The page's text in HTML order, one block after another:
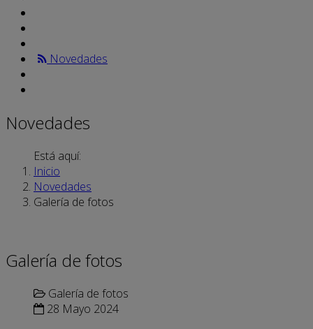
Novedades
Novedades
Está aquí:
Inicio
Novedades
Galería de fotos
Galería de fotos
Galería de fotos
28 Mayo 2024